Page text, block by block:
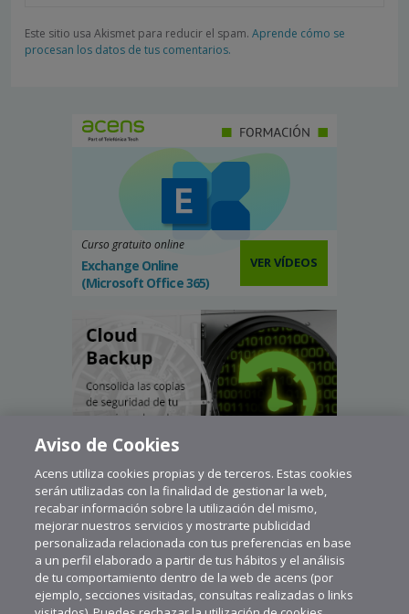
Este sitio usa Akismet para reducir el spam. Aprende cómo se
procesan los datos de tus comentarios.
Curso gratuito online
Exchange Online
(Microsoft Office 365)
VER VÍDEOS
Aviso de Cookies
Acens utiliza cookies propias y de terceros. Estas cookies
serán utilizadas con la finalidad de gestionar la web,
recabar información sobre la utilización del mismo,
mejorar nuestros servicios y mostrarte publicidad
personalizada relacionada con tus preferencias en base
a un perfil elaborado a partir de tus hábitos y el análisis
de tu comportamiento dentro de la web de acens (por
ejemplo, secciones visitadas, consultas realizadas o links